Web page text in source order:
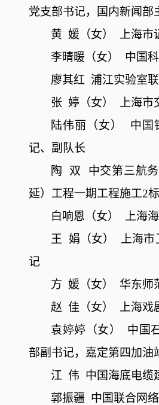
党支部书记，国内新闻部
黄 媛（女）
上海
李晴暖（女）
中国
廖其红 浦江实验室
张 婷（女）
上海
陆伟丽（女）
中国
记、副队长
陶
双
中交第三航
延）工程一期工程施工2
白响恩（女）
上海
王
娟（女）
上海
记
方 媛（女）
华东师
赵 佳（女）
上海
袁婷婷（女）
中国
部副书记，嘉定第四加油
江 伟 中国海底电缆
郭振疆 中国联合网